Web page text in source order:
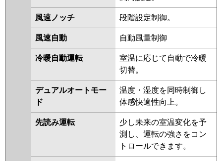
PCZ-ZRMP50SKL2 PCZ-
ZRMP50SK2
PCZ-ZRMP50SKZ
PCZ-ZRMP50SKLZ PCZ-
ZRMP50SKY PCZ-ZRMP50SKLY
PCZ-ZRMP50SKV PCZ-
ZRMP50SKLV PCZ-ZRMP50SKR
RPC-GP50RGHJ7 RPC-
GP50RGHJ6 RPC-GP50RGHJ5
RPC-GP50RGHJ4
RPC-
GP50RGHJ3 RPC-AP50GHJ7
RPC-GP50RGHJ2 RPC-AP50GHJ6
RPC-GP50RGHJ1
風速ノッチ 段階設定制御。
風速自動 自動風量制御
冷暖自動運転
室温に応じて自動で冷暖
切替。
デュアルオートモー
ド
温度・湿度を同時制御し
体感快適性向上。
先読み運転
少し未来の室温変化を予
測し、運転の強さをコン
トロールできます。